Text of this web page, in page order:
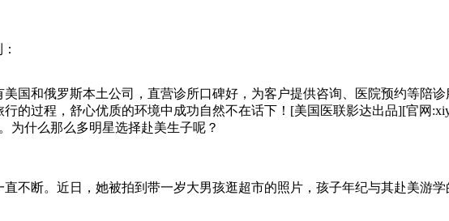
国和俄罗斯本土公司，直营诊所口碑好，为客户提供咨询、医院预约等陪
的过程，舒心优质的环境中成功自然不在话下！[美国医联影达出品][官网
为什么那么多明星选择赴美生子呢？
不断。近日，她被拍到带一岁大男孩逛超市的照片，孩子年纪与其赴美游学